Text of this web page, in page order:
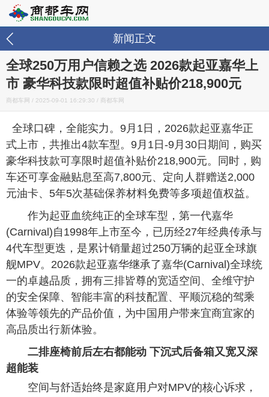
新闻正文
全球250万用户信赖之选 2026款起亚嘉华上
市 豪华科技款限时超值补贴价218,900元
商都车网 / 2025-09-01 16:29:30 / 商都车网
全球口碑，全能实力。9月1日，2026款起亚嘉华正
式上市，共推出4款车型。9月1日-9月30日期间，购买
豪华科技款可享限时超值补贴价218,900元。同时，购
车还可享金融贴息至高7,800元、定向人群赠送2,000
元油卡、5年5次基础保养材料免费等多项超值权益。
作为起亚血统纯正的全球车型，第一代嘉华
(Carnival)自1998年上市至今，已历经27年经典传承与
4代车型更迭，是累计销量超过250万辆的起亚全球旗
舰MPV。2026款起亚嘉华继承了嘉华(Carnival)全球统
一的卓越品质，拥有三排皆尊的宽适空间、全维守护
的安全保障、智能丰富的科技配置、平顺沉稳的驾乘
体验等领先的产品价值，为中国用户带来宜商宜家的
高品质出行新体验。
二排座椅前后左右都能动 下沉式后备箱又宽又深
超能装
空间与舒适始终是家庭用户对MPV的核心诉求，